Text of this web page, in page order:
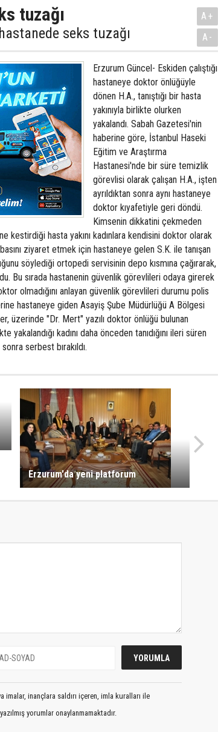
tuzağı
seks tuzağı
A+
A-
Erzurum Güncel- Eskiden çalıştığı
hastaneye doktor önlüğüyle
dönen H.A., tanıştığı bir hasta
yakınıyla birlikte olurken
yakalandı. Sabah Gazetesi'nin
haberine göre, İstanbul Haseki
Eğitim ve Araştırma
Hastanesi'nde bir süre temizlik
görevlisi olarak çalışan H.A., işten
ayrıldıktan sonra aynı hastaneye
doktor kıyafetiyle geri döndü.
Kimsenin dikkatini çekmeden
kestirdiği hasta yakını kadınlara kendisini doktor olarak
ziyaret etmek için hastaneye gelen S.K. ile tanışan
söylediği ortopedi servisinin depo kısmına çağırarak,
Bu sırada hastanenin güvenlik görevlileri odaya girerek
olmadığını anlayan güvenlik görevlileri durumu polis
hastaneye giden Asayiş Şube Müdürlüğü A Bölgesi
üzerinde "Dr. Mert" yazılı doktor önlüğü bulunan
yakalandığı kadını daha önceden tanıdığını ileri süren
serbest bırakıldı.
Erzurum'da yeni platforum
inançlara saldırı içeren, imla kuralları ile
yorumlar onaylanmamaktadır.